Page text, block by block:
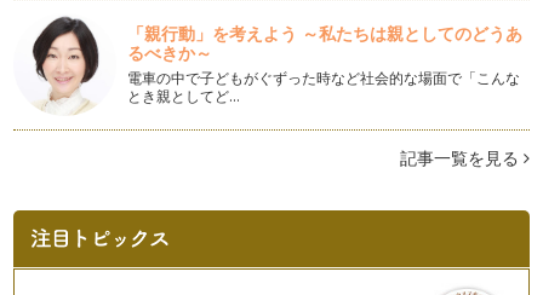
ほっこり・かぼちゃまんじゅう
さつまいものあんをかぼちゃの皮で包んだおまんじゅうです。
やさしい素材を…
ワンボウルで簡単♪基本のマフィン
日に日に涼しくなり、オーブンを使ったお菓子を作りたくなる
ぐるぐる混ぜて簡単♪ＮＹチーズケーキ
前回のティラミスに続きチーズ系スイーツ第二弾！ しっとり
＆ねっとり・濃厚なＮＹスタイルのチ…
「親行動」を考えよう ～私たちは親としてのどうあ
るべきか～
電車の中で子どもがぐずった時など社会的な場面で「こんな
とき親としてど…
記事一覧を見る